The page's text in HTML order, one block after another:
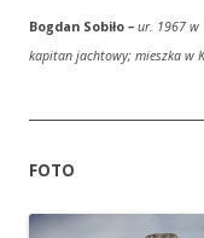
Bogdan Sobiło – ur. 1967 w
kapitan jachtowy; mieszka w
FOTO